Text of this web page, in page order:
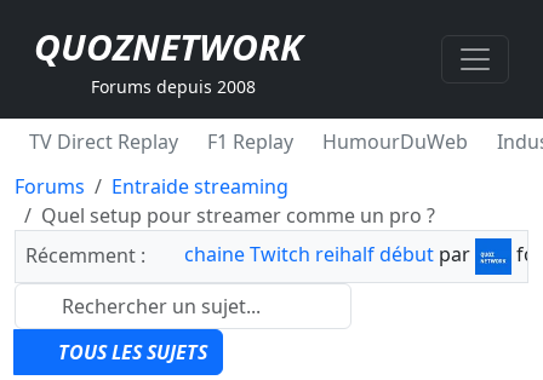
QUOZNETWORK
Forums depuis 2008
TV Direct Replay F1 Replay HumourDuWeb
Forums
Entraide streaming
Quel setup pour streamer comme un pro ?
Récemment :
chaine Twitch reihalf début par
TOUS LES SUJETS